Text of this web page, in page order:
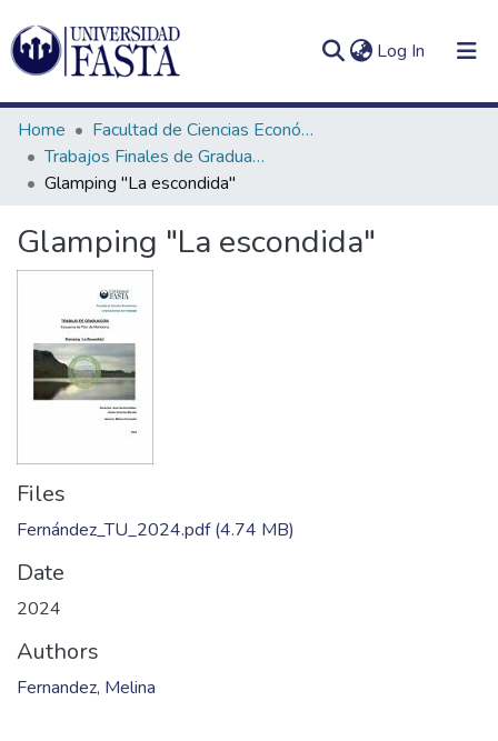
Log In (current)
Communities
&
Collections
All of DSpace
Statistics
In(current)
Home
Facultad de Ciencias Económicas
Trabajos Finales de Graduación de Licenciatura en Turismo
Glamping "La escondida"
Glamping "La escondida"
Files
Fernández_TU_2024.pdf(4.74 MB)
Date
2024
Authors
Fernandez, Melina